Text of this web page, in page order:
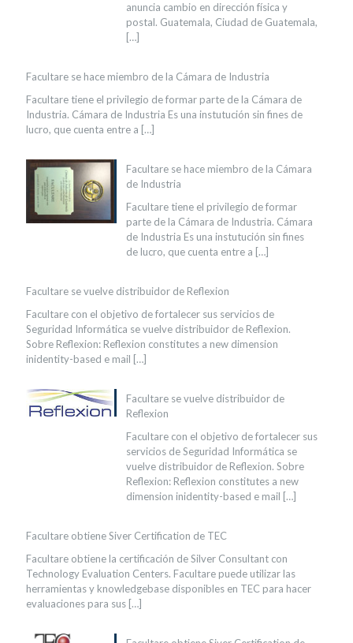
anuncia cambio en dirección física y
postal. Guatemala, Ciudad de Guatemala,
[…]
Facultare se hace miembro de la Cámara de Industria
Facultare tiene el privilegio de formar parte de la Cámara de
Industria. Cámara de Industria Es una instutución sin fines de
lucro, que cuenta entre a […]
Facultare se hace miembro de la Cámara
de Industria
Facultare tiene el privilegio de formar
parte de la Cámara de Industria. Cámara
de Industria Es una instutución sin fines
de lucro, que cuenta entre a […]
Facultare se vuelve distribuidor de Reflexion
Facultare con el objetivo de fortalecer sus servicios de
Seguridad Informática se vuelve distribuidor de Reflexion.
Sobre Reflexion: Reflexion constitutes a new dimension
inidentity-based e mail […]
Facultare se vuelve distribuidor de
Reflexion
Facultare con el objetivo de fortalecer sus
servicios de Seguridad Informática se
vuelve distribuidor de Reflexion. Sobre
Reflexion: Reflexion constitutes a new
dimension inidentity-based e mail […]
Facultare obtiene Siver Certification de TEC
Facultare obtiene la certificación de Silver Consultant con
Technology Evaluation Centers. Facultare puede utilizar las
herramientas y knowledgebase disponibles en TEC para hacer
evaluaciones para sus […]